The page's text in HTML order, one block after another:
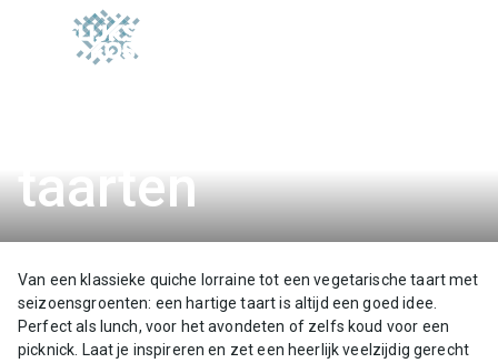
taarten
Van een klassieke quiche lorraine tot een vegetarische taart met
seizoensgroenten: een hartige taart is altijd een goed idee.
Perfect als lunch, voor het avondeten of zelfs koud voor een
picknick. Laat je inspireren en zet een heerlijk veelzijdig gerecht